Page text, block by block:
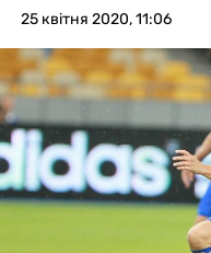
25 квітня 2020, 11:06